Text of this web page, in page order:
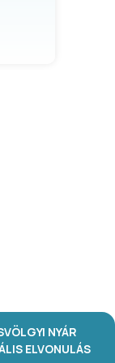
NYÁR
ELVONULÁS